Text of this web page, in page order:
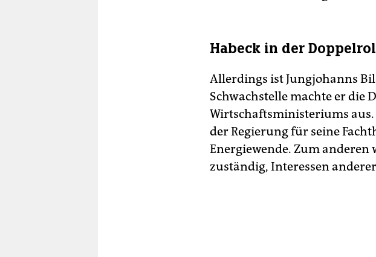
Habeck in der
Allerdings ist Jungjohanns
Schwachstelle machte er die
Wirtschaftsministeriums
der Regierung für seine
Energiewende. Zum
zuständig, Interessen